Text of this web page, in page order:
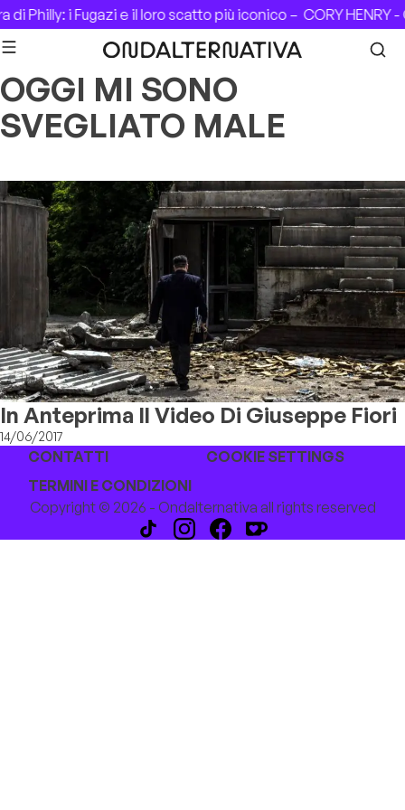
Skip to content
Philly: i Fugazi e il loro scatto più iconico – CORY HENRY
OGGI MI SONO
SVEGLIATO MALE
In Anteprima Il Video Di Giuseppe Fiori
14/06/2017
CONTATTI
COOKIE SETTINGS
TERMINI E CONDIZIONI
Copyright © 2026 - Ondalternativa all rights reserved